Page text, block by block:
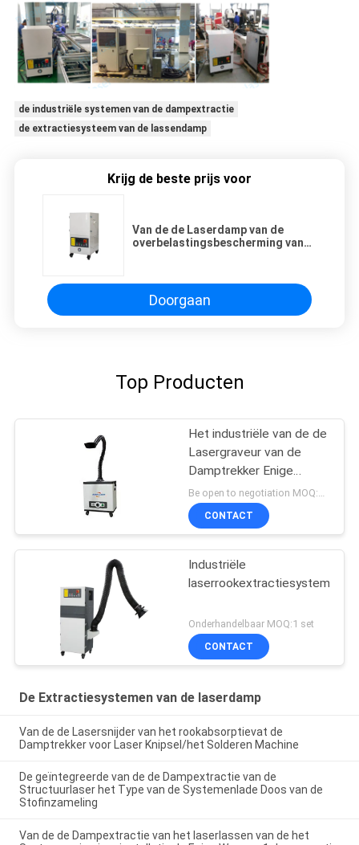
de industriële systemen van de dampextractie
de extractiesysteem van de lassendamp
Krijg de beste prijs voor
Van de de Laserdamp van de
overbelastingsbescherming van
Doorgaan
Top Producten
Het industriële van de de
Lasergraveur van de
Damptrekker Enige
Wapen van Fume
Extraction System
Be open to negotiation MOQ:1 set
CONTACT
Industriële
laserrookextractiesystemen
Onderhandelbaar MOQ:1 set
CONTACT
De Extractiesystemen van de laserdamp
Van de de Lasersnijder van het rookabsorptievat de
Damptrekker voor Laser Knipsel/het Solderen Machine
De geïntegreerde van de de Dampextractie van de
Structuurlaser het Type van de Systemenlade Doos van de
Stofinzameling
Van de de Dampextractie van het laserlassen van de het